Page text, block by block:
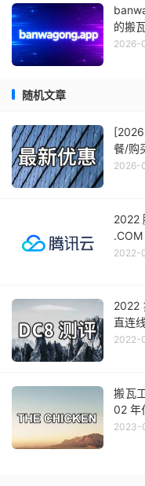
的搬
2026-
随机文章
餐/购
2026-
2022
2022-
2022
直连
2022-
搬瓦
02 年
2023-